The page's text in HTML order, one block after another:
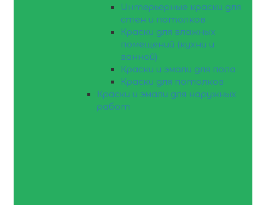
Интерьерные краски для
стен и потолков
Краски для влажных
помещений (кухни и
ванной)
Краски и эмали для пола
Краски для потолков
Краски и эмали для наружных
работ